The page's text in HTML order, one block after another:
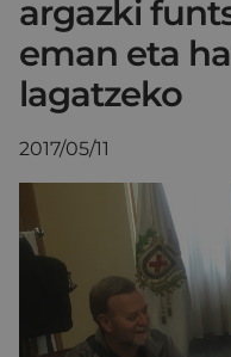
argazki
eman eta
lagatzeko
2017/05/11